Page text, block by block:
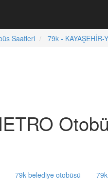
Saatleri 79k - KAYAŞEHİR-
79k belediye otobüsü